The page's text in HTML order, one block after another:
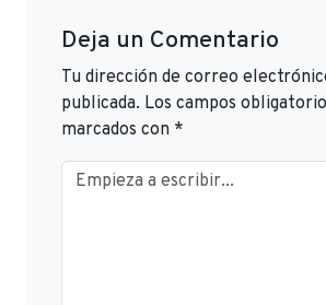
Deja un Comentario
Tu dirección de correo
publicada. Los campos
marcados con *